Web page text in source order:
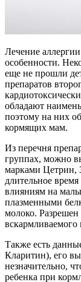
Лечение
особенности.
еще не прошли
препаратов
обладают
поэтому на них
кормящих мам.
Из перечня
группах, можно
марками Цетрин,
длительное
влияниям на
плазменными
молоко.
вскармливаемого
Также есть
Кларитин), его
незначительно,
ребенка при